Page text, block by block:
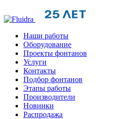
Наши работы
Оборудование
Проекты фонтанов
Услуги
Контакты
Подбор фонтанов
Этапы работы
Производители
Новинки
Распродажа